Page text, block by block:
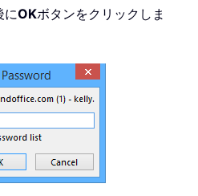
にOKボタンをクリックしま